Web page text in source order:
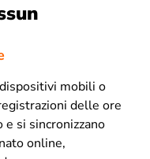
mobili o
delle ore
si sincronizzano
online,